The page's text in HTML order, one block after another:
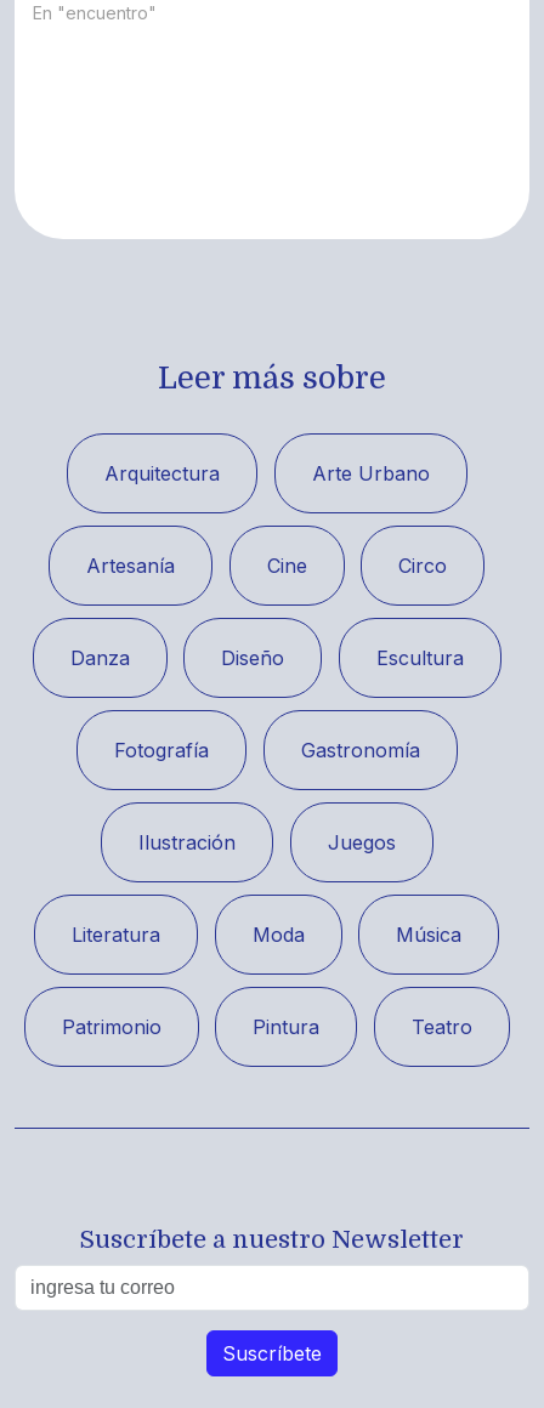
En "encuentro"
Leer más sobre
Arquitectura Arte Urbano
Artesanía Cine Circo
Danza Diseño Escultura
Fotografía Gastronomía
Ilustración Juegos
Literatura Moda Música
Patrimonio Pintura Teatro
Suscríbete a nuestro Newsletter